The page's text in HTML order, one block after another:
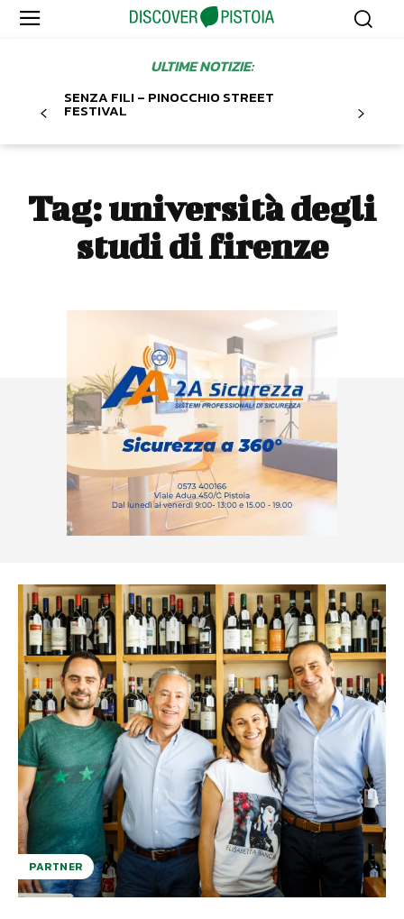
ULTIME NOTIZIE:
SENZA FILI – PINOCCHIO STREET
FESTIVAL
Tag:università degli
studi di firenze
PARTNER